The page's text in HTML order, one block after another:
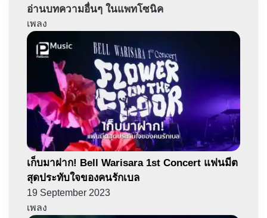
อ่านบทความอื่นๆ ในแพทโซนิค
เพลง
เก็บมาฝาก! Bell Warisara 1st Concert แฟนมีต
สุดประทับใจของคนรักเบล
19 September 2023
เพลง